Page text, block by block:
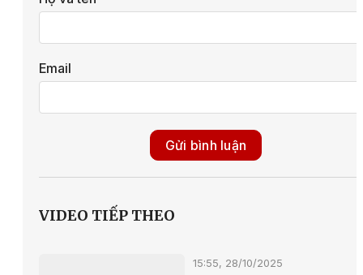
Email
Gửi bình luận
VIDEO TIẾP THEO
15:55, 28/10/2025